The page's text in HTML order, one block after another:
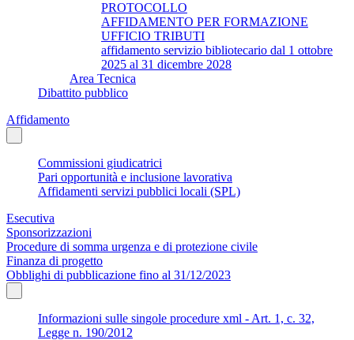
PROTOCOLLO
AFFIDAMENTO PER FORMAZIONE
UFFICIO TRIBUTI
affidamento servizio bibliotecario dal 1 ottobre
2025 al 31 dicembre 2028
Area Tecnica
Dibattito pubblico
Affidamento
Commissioni giudicatrici
Pari opportunità e inclusione lavorativa
Affidamenti servizi pubblici locali (SPL)
Esecutiva
Sponsorizzazioni
Procedure di somma urgenza e di protezione civile
Finanza di progetto
Obblighi di pubblicazione fino al 31/12/2023
Informazioni sulle singole procedure xml - Art. 1, c. 32,
Legge n. 190/2012